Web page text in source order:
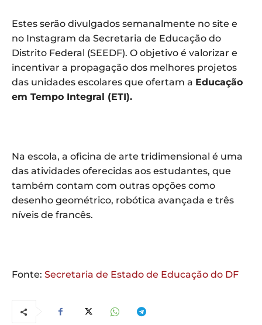
Estes serão divulgados semanalmente no site e
no Instagram da Secretaria de Educação do
Distrito Federal (SEEDF). O objetivo é valorizar e
incentivar a propagação dos melhores projetos
das unidades escolares que ofertam a Educação
em Tempo Integral (ETI).
Na escola, a oficina de arte tridimensional é uma
das atividades oferecidas aos estudantes, que
também contam com outras opções como
desenho geométrico, robótica avançada e três
níveis de francês.
Fonte: Secretaria de Estado de Educação do DF